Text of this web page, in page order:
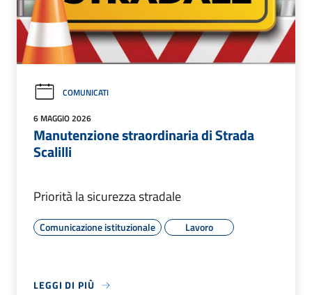
COMUNICATI
6 MAGGIO 2026
Manutenzione straordinaria di Strada
Scalilli
Priorità la sicurezza stradale
Comunicazione istituzionale Lavoro
LEGGI DI PIÙ